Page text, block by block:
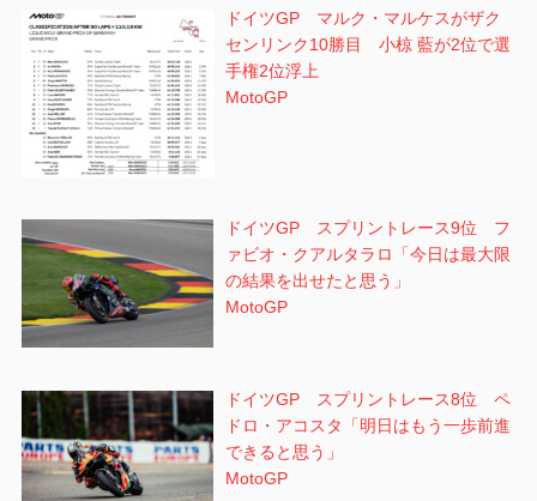
ドイツGP マルク・マルケスがザク
センリンク10勝目 小椋 藍が2位で選
手権2位浮上
MotoGP
ドイツGP スプリントレース9位 フ
ァビオ・クアルタラロ「今日は最大限
の結果を出せたと思う」
MotoGP
ドイツGP スプリントレース8位 ペ
ドロ・アコスタ「明日はもう一歩前進
できると思う」
MotoGP